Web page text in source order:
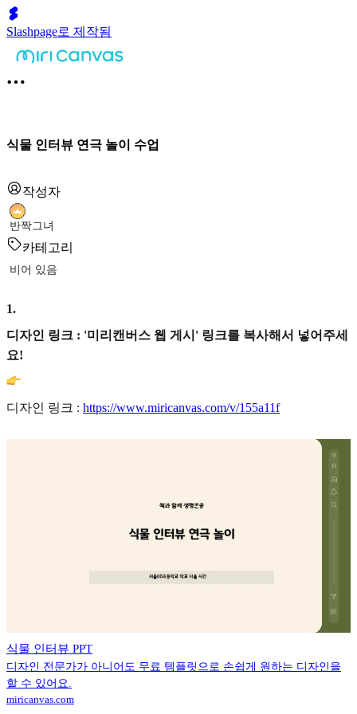
Slashpage로 제작됨
식물 인터뷰 연극 놀이 수업
작성자
반짝그녀
카테고리
비어 있음
1.
디자인 링크 : '미리캔버스 웹 게시' 링크를 복사해서 넣어주세
요!
디자인 링크 : https://www.miricanvas.com/v/155a11f
식물 인터뷰 PPT
디자인 전문가가 아니어도 무료 템플릿으로 손쉽게 원하는 디자인을
할 수 있어요.
miricanvas.com